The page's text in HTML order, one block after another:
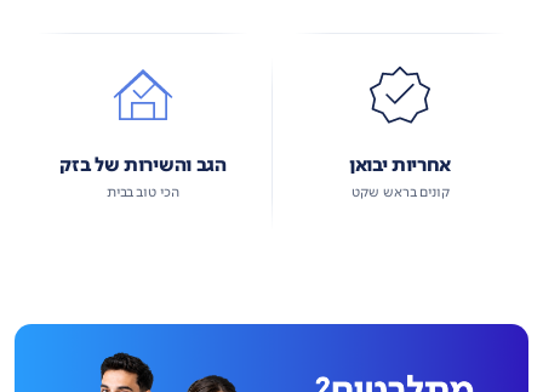
אחריות יבואן
קונים בראש שקט
הגב והשירות של בזק
הכי טוב בבית